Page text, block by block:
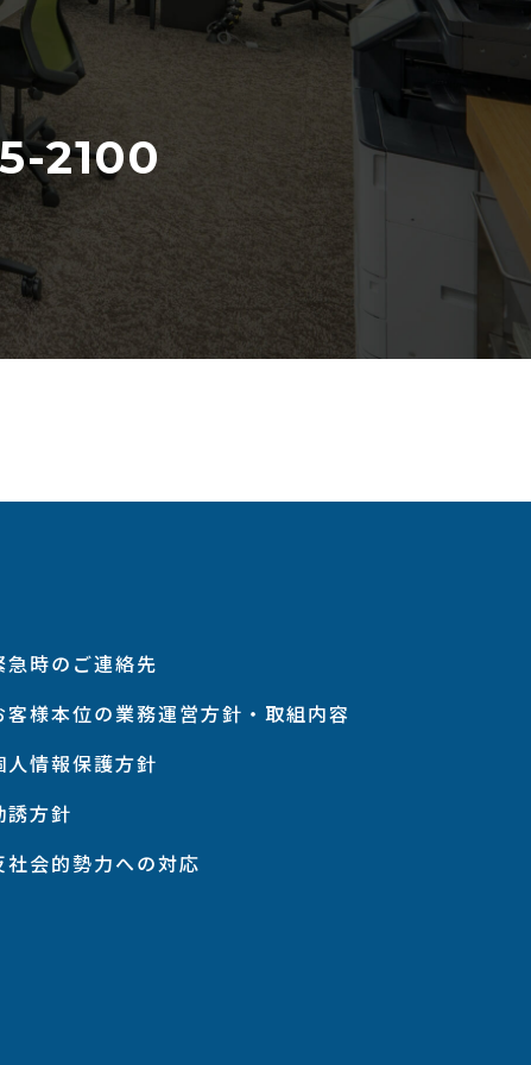
2100
急時のご連絡先
客様本位の業務運営方針・取組内容
人情報保護方針
誘方針
社会的勢力への対応